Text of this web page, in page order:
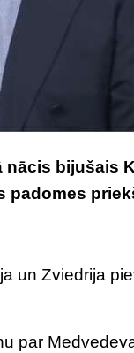
bijušais
padomes
un Zviedrija
par